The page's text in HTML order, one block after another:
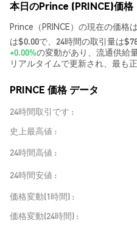
本日のPrince (PRINCE)価格
Prince（PRINCE）の現在の価格
は$0.00で、24時間の取引量は
+0.00%の変動があり、流通供給
リアルタイムで更新され、最も
PRINCE 価格 データ
24時間取引です
史上最高値
24時間高値
24時間安値
価格変動(1時間)
価格変動(24時間)